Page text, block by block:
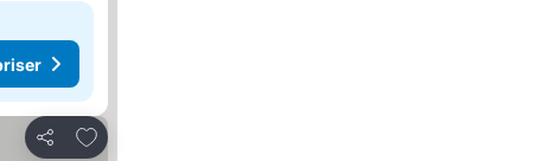
Dela
Lägg till i Mina Favoriter